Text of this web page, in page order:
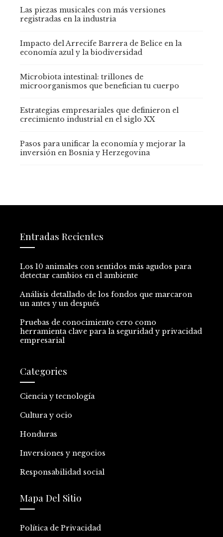
Las piezas musicales con más versiones
registradas en la industria
Impacto del Arrecife Barrera de Belice en la
economía azul y la biodiversidad
Microbiota intestinal: trillones de
microorganismos que benefician tu cuerpo
Estrategias empresariales que definieron el
crecimiento industrial en el siglo XX
Pasos para unificar la economía y mejorar la
inversión en Bosnia y Herzegovina
Entradas Recientes
Los 10 animales con sentidos más agudos para
detectar cambios en el ambiente
Análisis detallado de los fondos que marcaron
un antes y un después
Pruebas de conocimiento cero como
herramienta clave para la seguridad y privacidad
empresarial
Categories
Ciencia y tecnología
Cultura y ocio
Honduras
Inversiones y negocios
Responsabilidad social
Mapa Del Sitio
Política de Privacidad